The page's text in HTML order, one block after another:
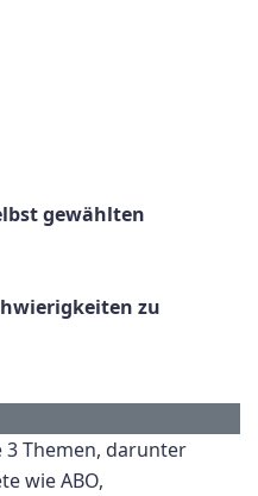
gewählten
zu
Themen, darunter
wie ABO,